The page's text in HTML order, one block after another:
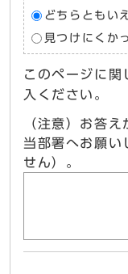
どちらともい
見つけにくか
このページに関
入ください。
（注意）お答
当部署へお願い
せん）。